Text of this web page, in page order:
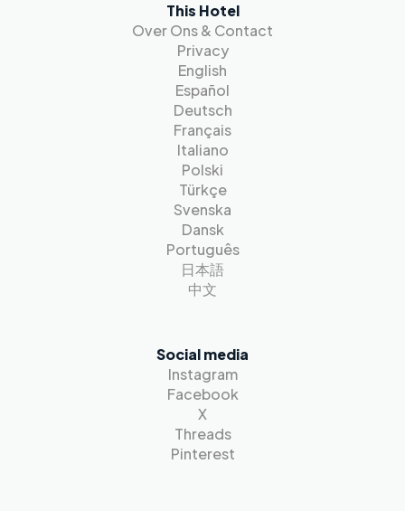
This Hotel
Over Ons & Contact
Privacy
English
Español
Deutsch
Français
Italiano
Polski
Türkçe
Svenska
Dansk
Português
日本語
中文
Social media
Instagram
Facebook
X
Threads
Pinterest